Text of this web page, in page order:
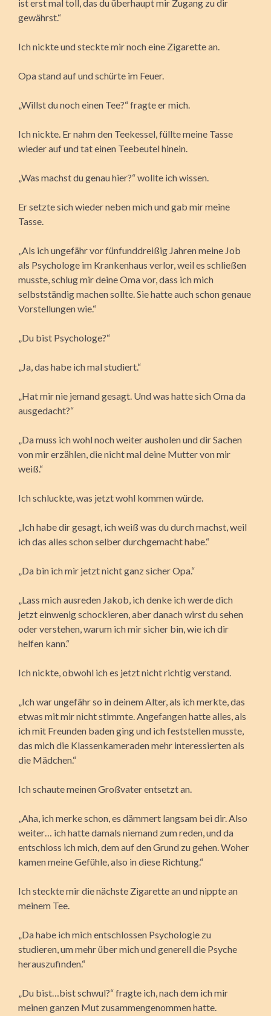
ist erst mal toll, das du überhaupt mir Zugang zu dir
gewährst.“
Ich nickte und steckte mir noch eine Zigarette an.
Opa stand auf und schürte im Feuer.
„Willst du noch einen Tee?“ fragte er mich.
Ich nickte. Er nahm den Teekessel, füllte meine Tasse
wieder auf und tat einen Teebeutel hinein.
„Was machst du genau hier?“ wollte ich wissen.
Er setzte sich wieder neben mich und gab mir meine
Tasse.
„Als ich ungefähr vor fünfunddreißig Jahren meine Job
als Psychologe im Krankenhaus verlor, weil es schließen
musste, schlug mir deine Oma vor, dass ich mich
selbstständig machen sollte. Sie hatte auch schon genaue
Vorstellungen wie.“
„Du bist Psychologe?“
„Ja, das habe ich mal studiert.“
„Hat mir nie jemand gesagt. Und was hatte sich Oma da
ausgedacht?“
„Da muss ich wohl noch weiter ausholen und dir Sachen
von mir erzählen, die nicht mal deine Mutter von mir
weiß.“
Ich schluckte, was jetzt wohl kommen würde.
„Ich habe dir gesagt, ich weiß was du durch machst, weil
ich das alles schon selber durchgemacht habe.“
„Da bin ich mir jetzt nicht ganz sicher Opa.“
„Lass mich ausreden Jakob, ich denke ich werde dich
jetzt einwenig schockieren, aber danach wirst du sehen
oder verstehen, warum ich mir sicher bin, wie ich dir
helfen kann.“
Ich nickte, obwohl ich es jetzt nicht richtig verstand.
„Ich war ungefähr so in deinem Alter, als ich merkte, das
etwas mit mir nicht stimmte. Angefangen hatte alles, als
ich mit Freunden baden ging und ich feststellen musste,
das mich die Klassenkameraden mehr interessierten als
die Mädchen.“
Ich schaute meinen Großvater entsetzt an.
„Aha, ich merke schon, es dämmert langsam bei dir. Also
weiter… ich hatte damals niemand zum reden, und da
entschloss ich mich, dem auf den Grund zu gehen. Woher
kamen meine Gefühle, also in diese Richtung.“
Ich steckte mir die nächste Zigarette an und nippte an
meinem Tee.
„Da habe ich mich entschlossen Psychologie zu
studieren, um mehr über mich und generell die Psyche
herauszufinden.“
„Du bist…bist schwul?“ fragte ich, nach dem ich mir
meinen ganzen Mut zusammengenommen hatte.